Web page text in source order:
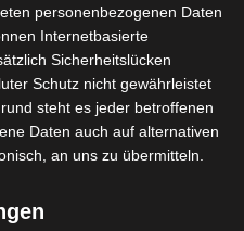
personenbezogenen Daten
Internetbasierte
Sicherheitslücken
Schutz nicht gewährleistet
steht es jeder betroffenen
Daten auch auf alternativen
an uns zu übermitteln.